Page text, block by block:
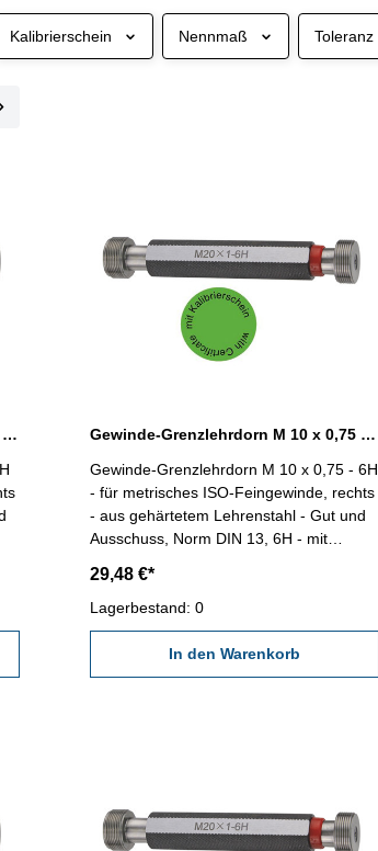
Kalibrierschein Nennmaß Toleranz
Gewinde-Grenzlehrdorn M 10 x 0,5 - 6H DIN 13
Gewinde-Grenzlehrdorn M 10 x 0,75 - 6H DIN 13
Gewinde-Grenzlehrdorn M 10 x 0,75 - 6H
- für metrisches ISO-Feingewinde, rechts
- aus gehärtetem Lehrenstahl - Gut und
Ausschuss, Norm DIN 13, 6H - mit
29,48 €*
Lagerbestand: 0
In den Warenkorb